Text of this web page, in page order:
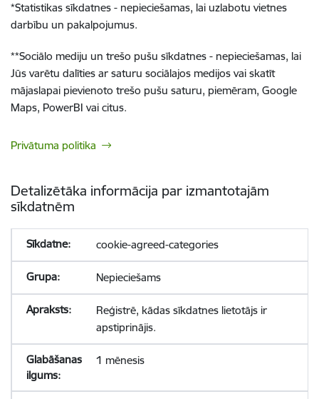
*Statistikas sīkdatnes - nepieciešamas, lai uzlabotu vietnes
darbību un pakalpojumus.
**Sociālo mediju un trešo pušu sīkdatnes - nepieciešamas, lai
Jūs varētu dalīties ar saturu sociālajos medijos vai skatīt
mājaslapai pievienoto trešo pušu saturu, piemēram, Google
Maps, PowerBI vai citus.
Privātuma politika
Detalizētāka informācija par izmantotajām
sīkdatnēm
cookie-agreed-categories
Nepieciešams
Reģistrē, kādas sīkdatnes lietotājs ir
apstiprinājis.
1 mēnesis